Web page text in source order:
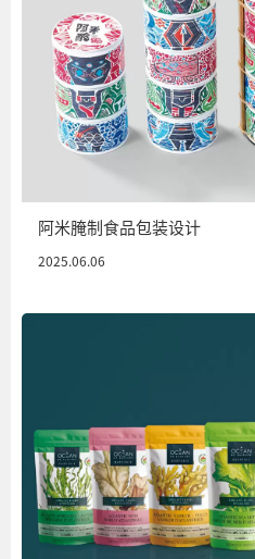
阿米腌制食品包装设计
2025.06.06